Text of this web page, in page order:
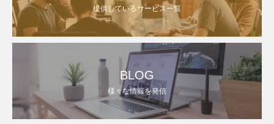
提供しているサービス一覧
BLOG
様々な情報を発信